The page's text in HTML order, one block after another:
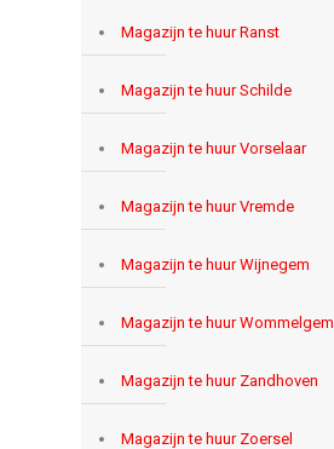
Magazijn te huur Ranst
Magazijn te huur Schilde
Magazijn te huur Vorselaar
Magazijn te huur Vremde
Magazijn te huur Wijnegem
Magazijn te huur Wommelgem
Magazijn te huur Zandhoven
Magazijn te huur Zoersel